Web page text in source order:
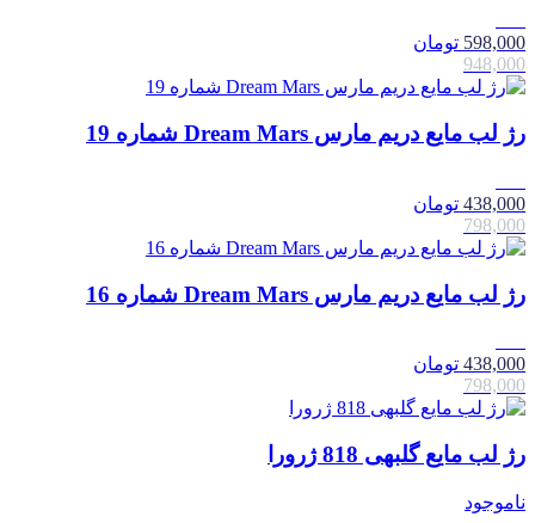
598,000 تومان
948,000
رژ لب مایع دریم مارس Dream Mars شماره 19
438,000 تومان
798,000
رژ لب مایع دریم مارس Dream Mars شماره 16
438,000 تومان
798,000
رژ لب مایع گلبهی 818 ژرورا
ناموجود